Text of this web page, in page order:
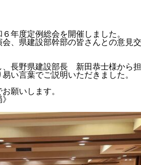
年度定例総会を開催しました。
県建設部幹部の皆さんとの意見交
、長野県建設部長 新田恭士様から
い言葉でご説明いただきました。
願いします。